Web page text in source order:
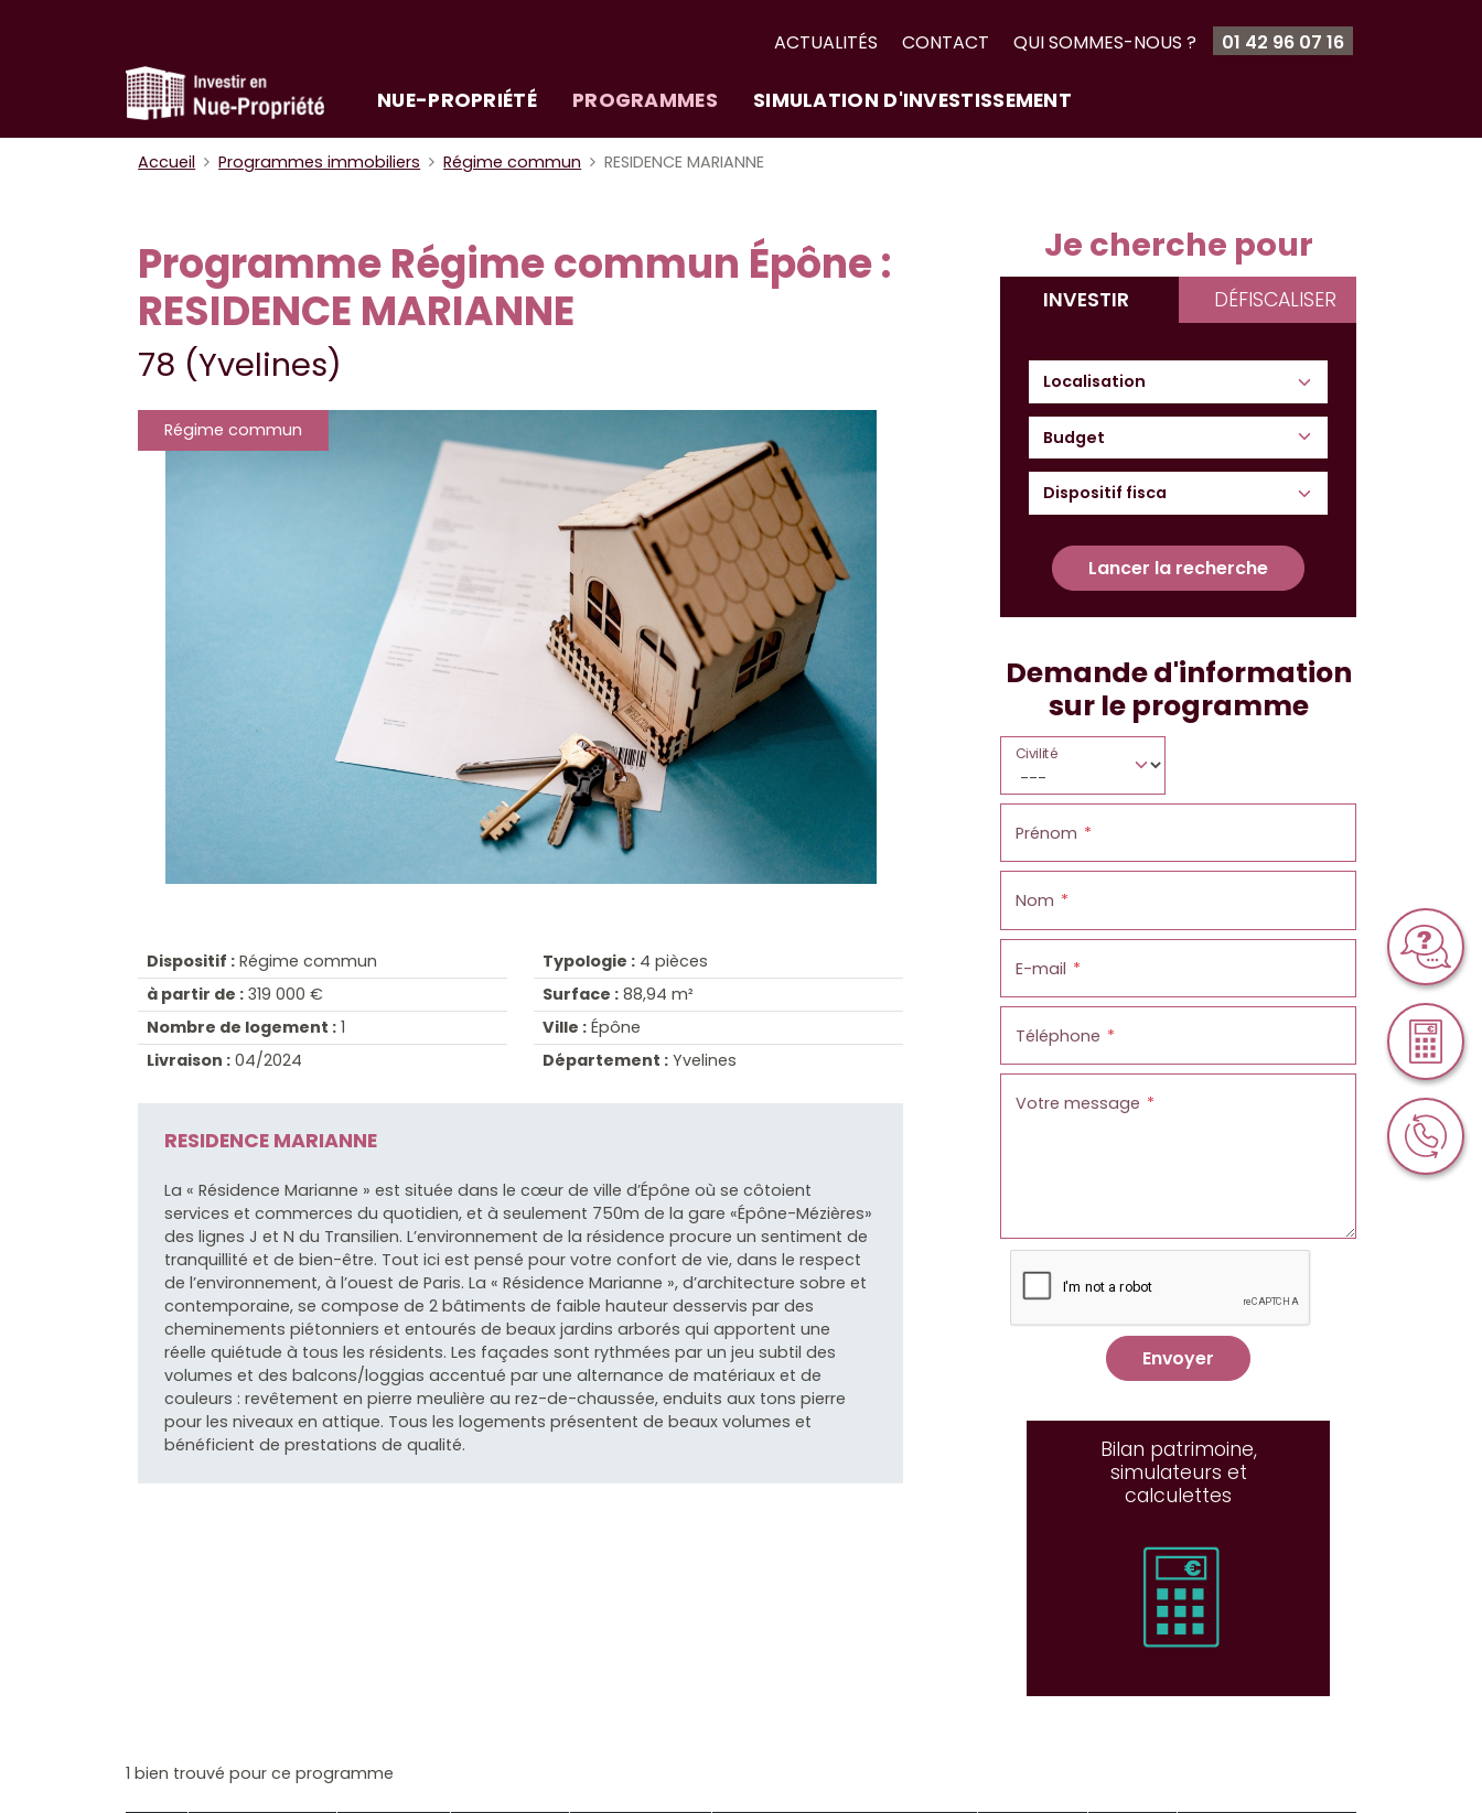
ACTUALITÉS CONTACT QUI SOMMES-NOUS ? 01 42 96 07 16
NUE-PROPRIÉTÉ PROGRAMMES SIMULATION D'INVESTISSEMENT
Accueil Programmes immobiliers Régime commun RESIDENCE MARIANNE
Programme Régime commun Épône :
RESIDENCE MARIANNE
78 (Yvelines)
Régime commun
Dispositif : Régime commun
à partir de : 319 000 €
Nombre de logement : 1
Livraison : 04/2024
Typologie : 4 pièces
Surface : 88,94 m²
Ville : Épône
Département : Yvelines
RESIDENCE MARIANNE
La « Résidence Marianne » est située dans le cœur de ville d’Épône où se côtoient
services et commerces du quotidien, et à seulement 750m de la gare «Épône-Mézières»
des lignes J et N du Transilien. L’environnement de la résidence procure un sentiment de
tranquillité et de bien-être. Tout ici est pensé pour votre confort de vie, dans le respect
de l’environnement, à l’ouest de Paris. La « Résidence Marianne », d’architecture sobre et
contemporaine, se compose de 2 bâtiments de faible hauteur desservis par des
cheminements piétonniers et entourés de beaux jardins arborés qui apportent une
réelle quiétude à tous les résidents. Les façades sont rythmées par un jeu subtil des
volumes et des balcons/loggias accentué par une alternance de matériaux et de
couleurs : revêtement en pierre meulière au rez-de-chaussée, enduits aux tons pierre
pour les niveaux en attique. Tous les logements présentent de beaux volumes et
bénéficient de prestations de qualité.
Je cherche pour
INVESTIR DÉFISCALISER
Budget
Lancer la recherche
Demande d'information
sur le programme
Civilité
Prénom
Nom
E-mail
Téléphone
Votre message
Envoyer
Bilan patrimoine,
simulateurs et
calculettes
1 bien trouvé pour ce programme